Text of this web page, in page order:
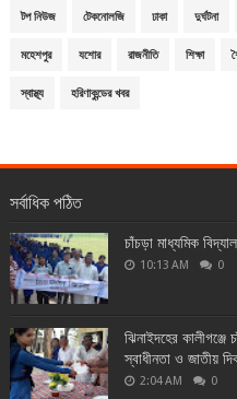
টপ নিউজ টেকনোলজি ঢাকা দুর্ঘটনা
মহেশপুর যশোর রাজনীতি শিক্ষা
স্বাস্থ্য হরিণাকুন্ডের খবর
সর্বাধিক পঠিত
চাঁচড়া মাধ্যমিক
10:13 AM 0
ঝিনাইদহের কালীগঞ্জে
স্বাধীনতা ও জাতীয়
2:04 AM 0